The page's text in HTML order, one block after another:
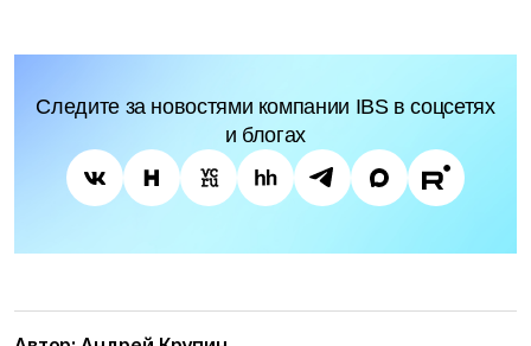
Следите за новостями компании IBS в соцсетях
и блогах